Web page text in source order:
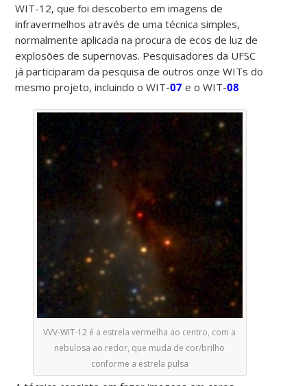
WIT-12, que foi descoberto em imagens de
infravermelhos através de uma técnica simples,
normalmente aplicada na procura de ecos de luz de
explosões de supernovas. Pesquisadores da UFSC
já participaram da pesquisa de outros onze WITs do
mesmo projeto, incluindo o WIT-07 e o WIT-08
VVV-WIT-12 é a estrela vermelha ao centro, com a
nebulosa ao redor, que muda de cor/brilho
conforme a estrela pulsa